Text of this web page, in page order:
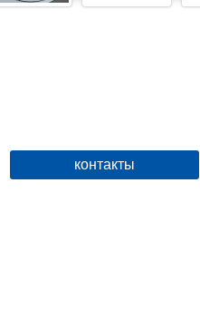
контакты